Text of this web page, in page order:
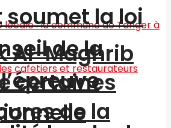
Al-Maghrib
certaines
de la
la loi
de la